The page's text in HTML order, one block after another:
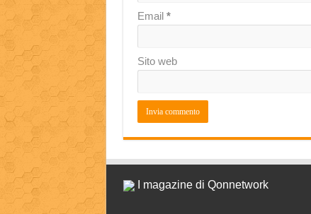
Email *
Sito web
I magazine di Qonnetwork